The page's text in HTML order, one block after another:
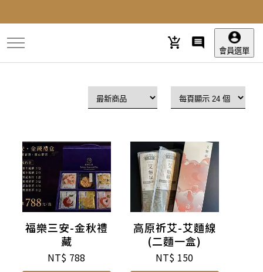
到
主
要
內
會員選單
福樂三安-金秋禮
藏
NT$ 788
高原祈艾-艾麵線
(二麵一盒)
NT$ 150